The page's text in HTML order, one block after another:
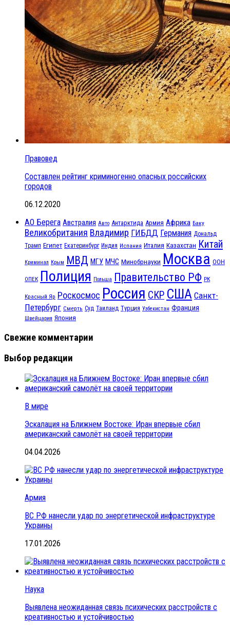
Правовед
Составлен рейтинг криминогенно опасных российских
городов
06.12.2020
АО Берега Австралия Авто Антарктида Армия Африка Баку
Великобритания Владимир ГИБДД Германия Дональд
Трамп Египет Екатеринбург Индия Испания Италия Казахстан Китай
Криминал Крым МВД МГУ МЧС Минобрнауки Москва ООН
ОПЕК Полиция Польша Правительство РФ РК
Красный Яр Роскосмос Россия СКР США Санкт-
Петербург Смерть Суд Таиланд Турция Узбекистан Франция
Швейцария Япония
Свежие комментарии
Выбор редакции
В мире
Эскалация на Ближнем Востоке: Иран впервые сбил
американский самолёт на своей территории
04.04.2026
Армия
ВС РФ нанесли удар по энергетической инфраструктуре
Украины
17.01.2026
Наука
Выявлена неожиданная связь психических расстройств с
креативностью и устойчивостью